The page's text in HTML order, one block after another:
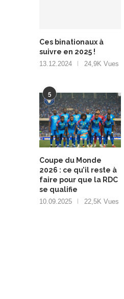
Ces binationaux à
suivre en 2025 !
13.12.2024 24,9K Vues
5
Coupe du Monde
2026 : ce qu’il reste à
faire pour que la RDC
se qualifie
10.09.2025 22,5K Vues